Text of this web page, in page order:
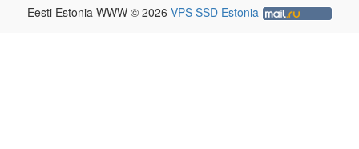
Eesti Estonia WWW © 2026 VPS SSD Estonia